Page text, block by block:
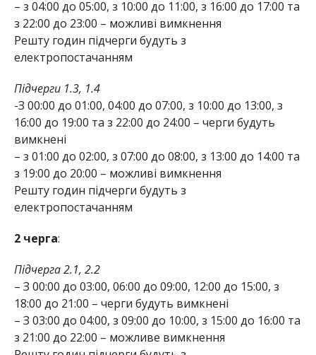
– з 04:00 до 05:00, з 10:00 до 11:00, з 16:00 до 17:00 та
з 22:00 до 23:00 – можливі вимкнення
Решту годин підчерги будуть з
електропостачанням
Підчерги 1.3, 1.4
-З 00:00 до 01:00, 04:00 до 07:00, з 10:00 до 13:00, з
16:00 до 19:00 та з 22:00 до 24:00 – черги будуть
вимкнені
– з 01:00 до 02:00, з 07:00 до 08:00, з 13:00 до 14:00 та
з 19:00 до 20:00 – можливі вимкнення
Решту годин підчерги будуть з
електропостачанням
2 черга:
Підчерга 2.1, 2.2
– З 00:00 до 03:00, 06:00 до 09:00, 12:00 до 15:00, з
18:00 до 21:00 – черги будуть вимкнені
– З 03:00 до 04:00, з 09:00 до 10:00, з 15:00 до 16:00 та
з 21:00 до 22:00 – можливе вимкнення